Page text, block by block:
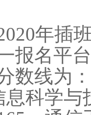
年插
报名平
数线为
息科学与